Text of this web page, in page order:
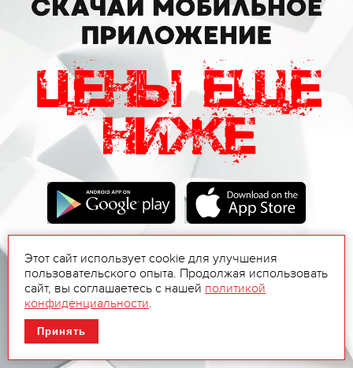
Этот сайт использует cookie для улучшения
пользовательского опыта. Продолжая использовать
сайт, вы соглашаетесь с нашей политикой
конфиденциальности.
Принять